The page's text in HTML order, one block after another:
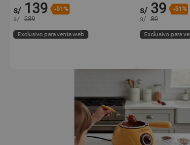
s/ 139 -51%
s/ 289
Exclusivo para venta web
s/ 39 -51%
s/ 80
Exclusivo para